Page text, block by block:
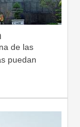
de las
puedan